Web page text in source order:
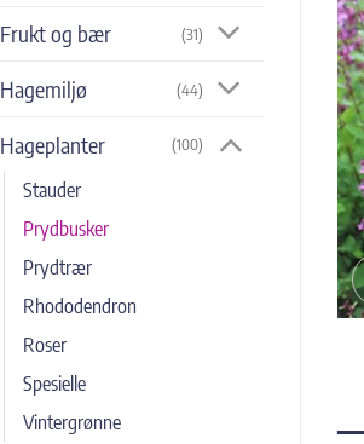
Frukt og bær (31)
Hagemiljø (44)
Hageplanter (100)
Stauder
Prydbusker
Prydtrær
Rhododendron
Roser
Spesielle
Vintergrønne